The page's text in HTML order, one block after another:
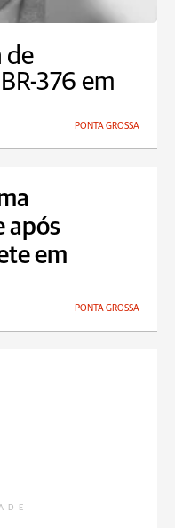
de
376 em
PONTA GROSSA
após
em
PONTA GROSSA